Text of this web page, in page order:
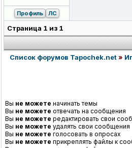
Профиль ЛС
Страница 1 из 1
Список форумов Tapochek.net»
Вы не можете начинать темы
Вы не можете отвечать на сообщения
Вы не можете редактировать свои
Вы не можете удалять свои сообщения
Вы не можете голосовать в опросах
Вы не можете прикреплять файлы к